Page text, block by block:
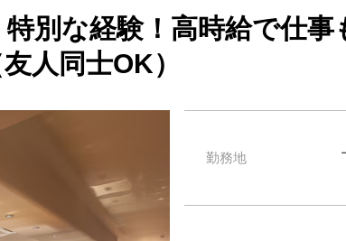
別な経験！高時給で仕事
人同士OK）
勤務地